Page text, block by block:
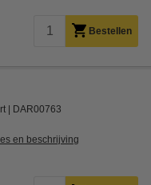
Bestellen
DAR00763
en beschrijving